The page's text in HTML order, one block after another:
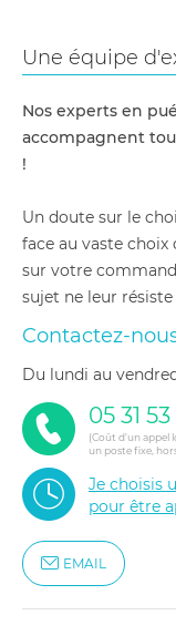
Une équipe
Nos experts en
accompagnent
!
Un doute sur le
face au vaste
sur votre
sujet ne leur résiste
Contactez-
du lundi au
05 31
(Coût d'un appel
un poste fixe,
Je choisis
pour être
EMAIL